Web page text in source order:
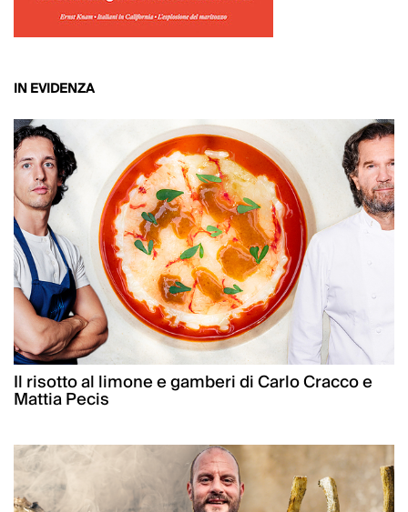
IN EVIDENZA
Il risotto al limone e gamberi di Carlo Cracco e
Mattia Pecis